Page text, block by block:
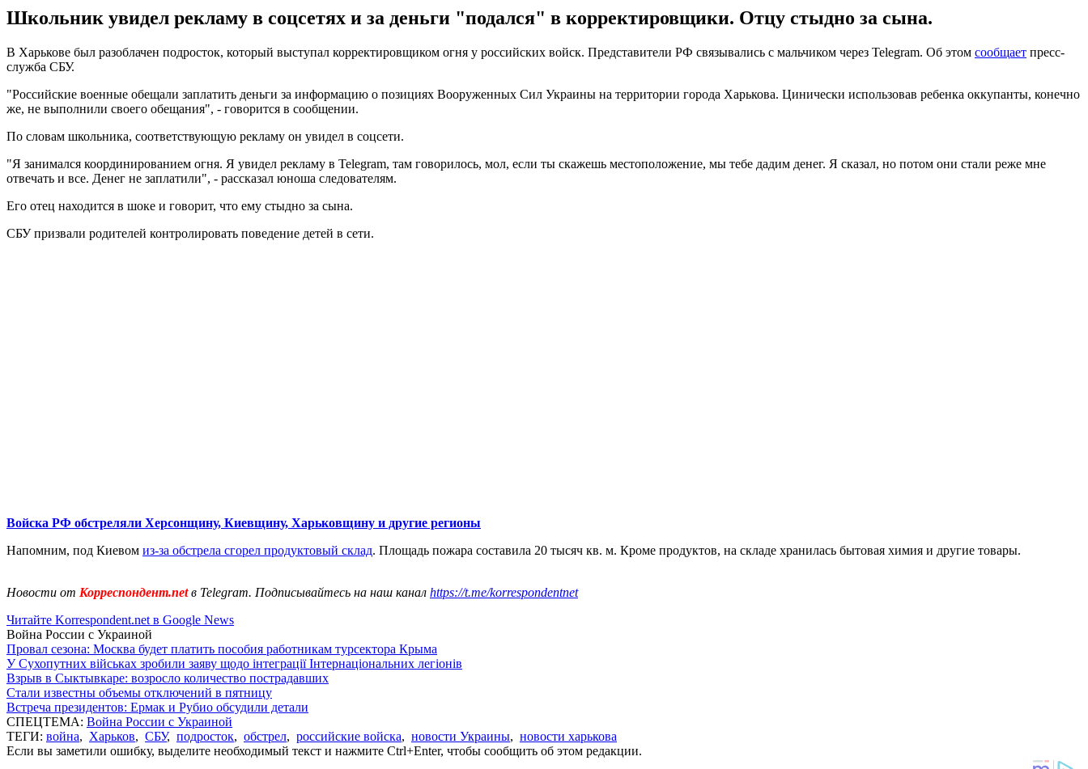
Школьник увидел рекламу в соцсетях и за деньги "подался" в корректировщики. Отцу стыдно за сына.
В Харькове был разоблачен подросток, который выступал корректировщиком огня у российских войск. Представители РФ связывались с мальчиком через Telegram. Об этом сообщает пресс-
служба СБУ.
"Российские военные обещали заплатить деньги за информацию о позициях Вооруженных Сил Украины на территории города Харькова. Цинически использовав ребенка оккупанты, конечно
же, не выполнили своего обещания", - говорится в сообщении.
По словам школьника, соответствующую рекламу он увидел в соцсети.
"Я занимался координированием огня. Я увидел рекламу в Telegram, там говорилось, мол, если ты скажешь местоположение, мы тебе дадим денег. Я сказал, но потом они стали реже мне
отвечать и все. Денег не заплатили", - рассказал юноша следователям.
Его отец находится в шоке и говорит, что ему стыдно за сына.
СБУ призвали родителей контролировать поведение детей в сети.
Войска РФ обстреляли Херсонщину, Киевщину, Харьковщину и другие регионы
Напомним, под Киевом из-за обстрела сгорел продуктовый склад. Площадь пожара составила 20 тысяч кв. м. Кроме продуктов, на складе хранилась бытовая химия и другие товары.
Новости от Корреспондент.netв Telegram. Подписывайтесь на наш канал https://t.me/korrespondentnet
Читайте Korrespondent.net в Google News
Война России с Украиной
Провал сезона: Москва будет платить пособия работникам турсектора Крыма
У Сухопутних військах зробили заяву щодо інтеграції Інтернаціональних легіонів
Взрыв в Сыктывкаре: возросло количество пострадавших
Стали известны объемы отключений в пятницу
Встреча президентов: Ермак и Рубио обсудили детали
СПЕЦТЕМА: Война России с Украиной
ТЕГИ: война, Харьков, СБУ, подросток, обстрел, российские войска, новости Украины, новости харькова
Если вы заметили ошибку, выделите необходимый текст и нажмите Ctrl+Enter, чтобы сообщить об этом редакции.